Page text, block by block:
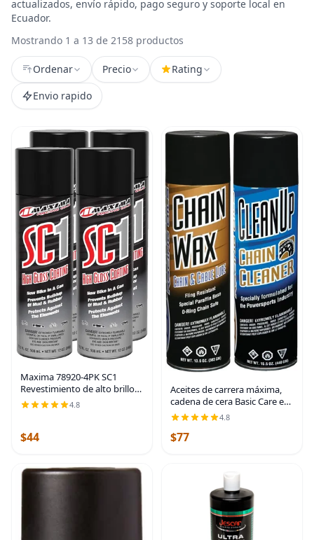
actualizados, envío rápido, pago seguro y soporte local en
Ecuador.
Mostrando 1 a 13 de 2158 productos
Ordenar Precio
Rating
Envio rapido
Maxima 78920-4PK SC1
Revestimiento de alto brillo
68.8 FL. OZ. 2032 mL - PESO
NETO 48 OZ. (1360g), 4-Pack |
4.8
$44
Aceites de carrera máxima,
cadena de cera Basic Care en
aerosol, kit de combo de 29
FL oz, Paquete de 2
4.8
$77